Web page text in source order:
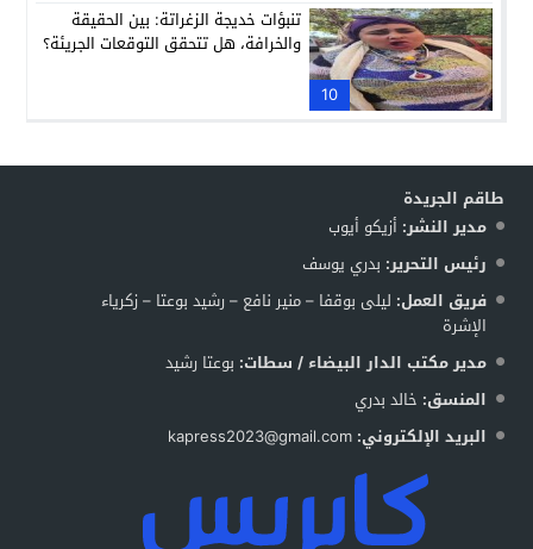
10
تنبؤات خديجة الزغراتة: بين الحقيقة
والخرافة، هل تتحقق التوقعات الجريئة؟
طاقم الجريدة
مدير النشر: أزيكو أيوب
رئيس التحرير: بدري يوسف
فريق العمل: ليلى بوقفا – منير نافع – رشيد بوعتا – زكرياء
الإشرة
مدير مكتب الدار البيضاء / سطات: بوعتا رشيد
المنسق: خالد بدري
البريد الإلكتروني: kapress2023@gmail.com